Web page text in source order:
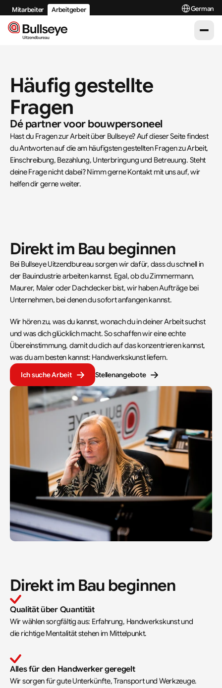
Häufig gestellte
Fragen
Dé partner voor bouwpersoneel
Hast du Fragen zur Arbeit über Bullseye? Auf dieser Seite findest
du Antworten auf die am häufigsten gestellten Fragen zu Arbeit,
Einschreibung, Bezahlung, Unterbringung und Betreuung. Steht
deine Frage nicht dabei? Nimm gerne Kontakt mit uns auf, wir
helfen dir gerne weiter.
Direkt im Bau beginnen
Bei Bullseye Uitzendbureau sorgen wir dafür, dass du schnell in
der Bauindustrie arbeiten kannst. Egal, ob du Zimmermann,
Maurer, Maler oder Dachdecker bist, wir haben Aufträge bei
Unternehmen, bei denen du sofort anfangen kannst.
Wir hören zu, was du kannst, wonach du in deiner Arbeit suchst
und was dich glücklich macht. So schaffen wir eine echte
Übereinstimmung, damit du dich auf das konzentrieren kannst,
was du am besten kannst: Handwerkskunst liefern.
Ich suche Arbeit
Stellenangebote
Direkt im Bau beginnen
Qualität über Quantität
Wir wählen sorgfältig aus: Erfahrung, Handwerkskunst und
die richtige Mentalität stehen im Mittelpunkt.
Alles für den Handwerker geregelt
Wir sorgen für gute Unterkünfte, Transport und Werkzeuge.
Mitarbeiter Arbeitgeber SelectGerman